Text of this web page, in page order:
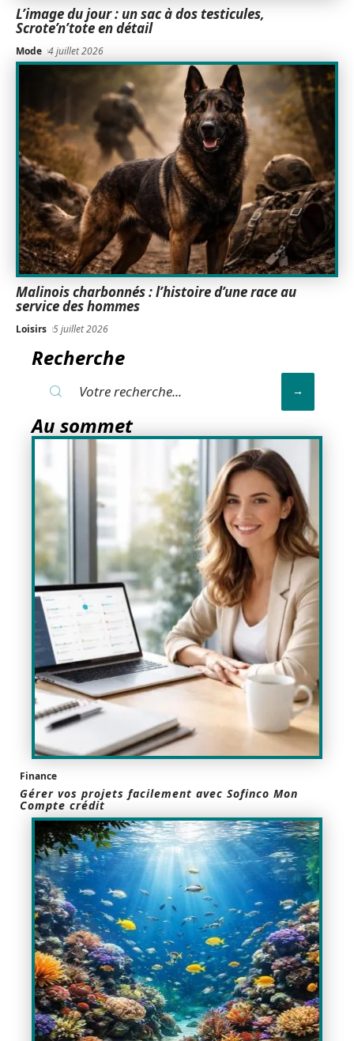
L’image du jour : un sac à dos testicules,
Scrote’n’tote en détail
Mode 4 juillet 2026
Malinois charbonnés : l’histoire d’une race au
service des hommes
Loisirs 5 juillet 2026
Recherche
Au sommet
Finance
Gérer vos projets facilement avec Sofinco Mon
Compte crédit